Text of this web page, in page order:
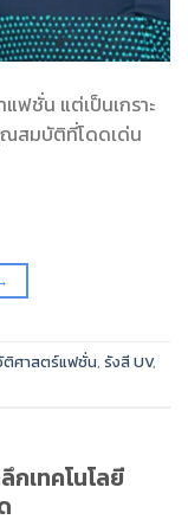
ฟชั่น แต่เป็นเกราะ
สมบัติที่โดดเด่น
ติศาสตร์แฟชั่น, รังสี UV,
กเทคโนโลยี